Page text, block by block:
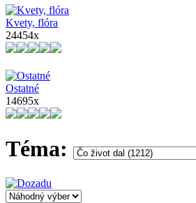
Kvety, flóra
24454x
Ostatné
14695x
Téma: